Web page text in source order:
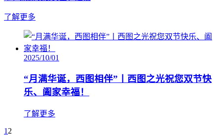
了解更多
2025/10/01
“月满华诞，西图相伴”丨西图之光祝您双节快
乐、阖家幸福！
了解更多
1 2